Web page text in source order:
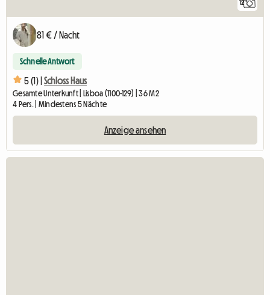
12
81 € / Nacht
Schnelle Antwort
5 (1) | Schloss Haus
Gesamte Unterkunft | Lisboa (1100-129) | 36 M2
4 Pers. | Mindestens 5 Nächte
Anzeige ansehen